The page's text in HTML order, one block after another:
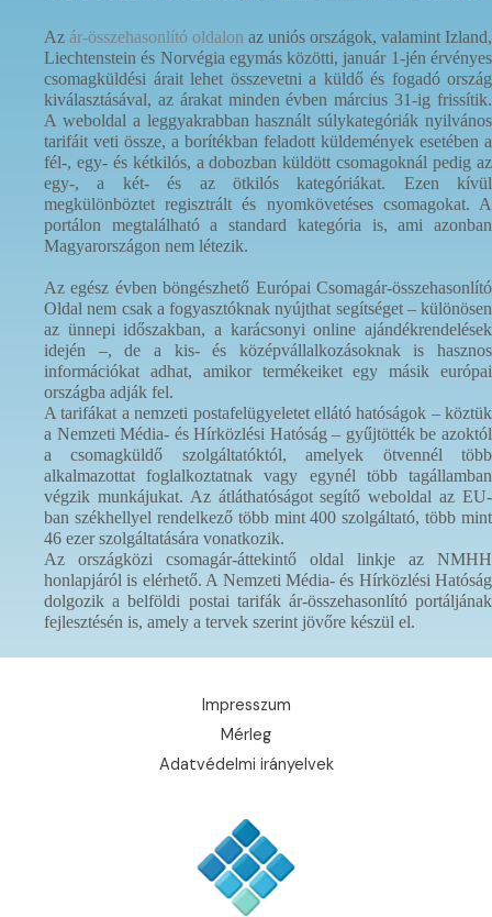
Az ár-összehasonlító oldalon az uniós országok, valamint Izland,
Liechtenstein és Norvégia egymás közötti, január 1-jén érvényes
csomagküldési árait lehet összevetni a küldő és fogadó ország
kiválasztásával, az árakat minden évben március 31-ig frissítik.
A weboldal a leggyakrabban használt súlykategóriák nyilvános
tarifáit veti össze, a borítékban feladott küldemények esetében a
fél-, egy- és kétkilós, a dobozban küldött csomagoknál pedig az
egy-, a két- és az ötkilós kategóriákat. Ezen kívül
megkülönböztet regisztrált és nyomkövetéses csomagokat. A
portálon megtalálható a standard kategória is, ami azonban
Magyarországon nem létezik.
Az egész évben böngészhető Európai Csomagár-összehasonlító
Oldal nem csak a fogyasztóknak nyújthat segítséget – különösen
az ünnepi időszakban, a karácsonyi online ajándékrendelések
idején –, de a kis- és középvállalkozásoknak is hasznos
információkat adhat, amikor termékeiket egy másik európai
országba adják fel.
A tarifákat a nemzeti postafelügyeletet ellátó hatóságok – köztük
a Nemzeti Média- és Hírközlési Hatóság – gyűjtötték be azoktól
a csomagküldő szolgáltatóktól, amelyek ötvennél több
alkalmazottat foglalkoztatnak vagy egynél több tagállamban
végzik munkájukat. Az átláthatóságot segítő weboldal az EU-
ban székhellyel rendelkező több mint 400 szolgáltató, több mint
46 ezer szolgáltatására vonatkozik.
Az országközi csomagár-áttekintő oldal linkje az NMHH
honlapjáról is elérhető. A Nemzeti Média- és Hírközlési Hatóság
dolgozik a belföldi postai tarifák ár-összehasonlító portáljának
fejlesztésén is, amely a tervek szerint jövőre készül el.
Impresszum
Mérleg
Adatvédelmi irányelvek